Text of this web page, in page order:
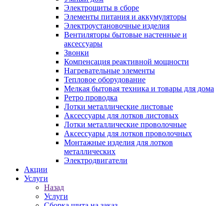
Электрощиты в сборе
Элементы питания и аккумуляторы
Электроустановочные изделия
Вентиляторы бытовые настенные и
аксессуары
Звонки
Компенсация реактивной мощности
Нагревательные элементы
Тепловое оборудование
Мелкая бытовая техника и товары для дома
Ретро проводка
Лотки металлические листовые
Аксессуары для лотков листовых
Лотки металлические проволочные
Аксессуары для лотков проволочных
Монтажные изделия для лотков
металлических
Электродвигатели
Акции
Услуги
Назад
Услуги